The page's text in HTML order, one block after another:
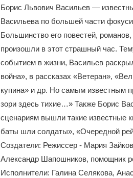
Борис Львович Васильев —
Васильева по большей части
Большинство его повестей,
произошли в этот страшный час.
событием в жизни, Васильев
война», в рассказах «Ветеран»,
купина» и др. Но самым известным
зори здесь тихие…» Также Борис
сценариям вышли такие известные
баты шли солдаты», «Очередной
Создатели: Режиссер - Мария
Александр Шапошников, помощник
Исполнители: Галина Селякова,